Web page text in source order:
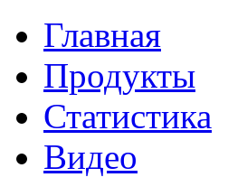
Главная
Продукты
Статистика
Видео